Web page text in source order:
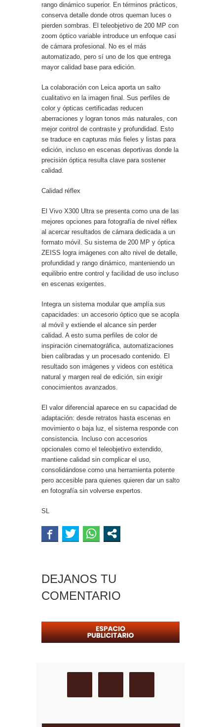
rango dinámico superior. En términos prácticos,
conserva detalle donde otros queman luces o
pierden sombras. El teleobjetivo de 200 MP con
zoom óptico variable introduce un enfoque casi
de cámara profesional. No es el más
automatizado, pero sí uno de los que entrega
mayor calidad base para edición.
La colaboración con Leica aporta un salto
cualitativo en la imagen final. Sus perfiles de
color y ópticas certificadas reducen
aberraciones y logran tonos más naturales, con
mejor control de contraste y profundidad. Esto
se traduce en capturas más fieles y listas para
edición, incluso en escenas deportivas donde la
precisión óptica resulta clave para sostener
calidad.
Calidad réflex
El Vivo X300 Ultra se presenta como una de las
mejores opciones para fotografía de nivel réflex
al acercar resultados de cámara dedicada a un
formato móvil. Su sistema de 200 MP y óptica
ZEISS logra imágenes con alto nivel de detalle,
profundidad y rango dinámico, manteniendo un
equilibrio entre control y facilidad de uso incluso
en escenas exigentes.
Integra un sistema modular que amplía sus
capacidades: un accesorio óptico que se acopla
al móvil y extiende el alcance sin perder
calidad. A esto suma perfiles de color de
inspiración cinematográfica, automatizaciones
bien calibradas y un procesado contenido. El
resultado son imágenes y videos con estética
natural y margen real de edición, sin exigir
conocimientos avanzados.
El valor diferencial aparece en su capacidad de
adaptación: desde retratos hasta escenas en
movimiento o baja luz, el sistema responde con
consistencia. Incluso con accesorios
opcionales como el teleobjetivo extendido,
mantiene calidad sin complicar el uso,
consolidándose como una herramienta potente
pero accesible para quienes quieren dar un salto
en fotografía sin volverse expertos.
SL
DEJANOS TU
COMENTARIO